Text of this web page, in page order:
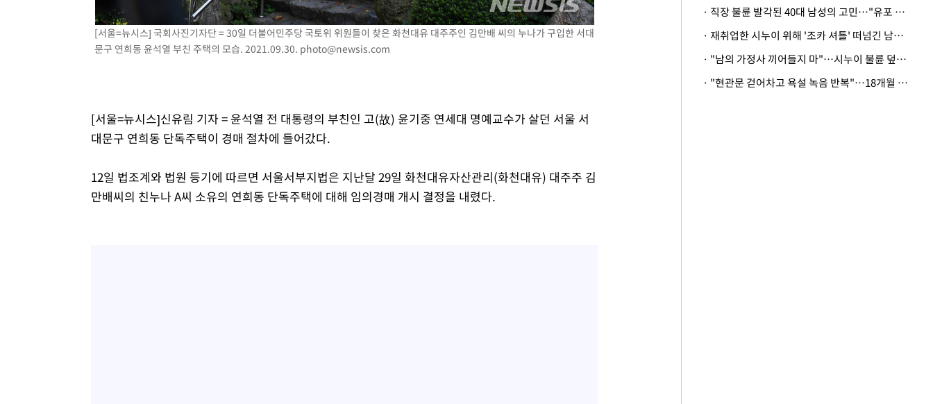
[속보]원·달러 환율, 오전 9시 1423.8원
[속보]삼성전자·SK하이닉스 동반 강보합…1%대 상승 출발
[속보]코스닥, 5.95포인트(0.74%) 상승한 807.62개장
이란, 호르무즈서 "적국 목표물들"과 대치로 남부 케슘섬에서 두차
[속보]美, 폴리실리콘 수입 규제…파생제품 15% 관세, 120일 후 발
[속보] 뉴욕증시, 일제 하락 마감…나스닥 0.06%↓
[서울=뉴시스] 국회사진기자단 = 30일 더불어민주당 국토위 위원들이 찾은 화천대유 대주주인 김만배 씨의 누나가 구입한 서대
문구 연희동 윤석열 부친 주택의 모습. 2021.09.30. photo@newsis.com
[서울=뉴시스]신유림 기자 = 윤석열 전 대통령의 부친인 고(故) 윤기중 연세대 명예교수가 살던 서울 서
대문구 연희동 단독주택이 경매 절차에 들어갔다.
12일 법조계와 법원 등기에 따르면 서울서부지법은 지난달 29일 화천대유자산관리(화천대유) 대주주 김
만배씨의 친누나 A씨 소유의 연희동 단독주택에 대해 임의경매 개시 결정을 내렸다.
· 직장 불륜 발각된 40대 남성의 고민…"유포 동료 명예훼손·협박죄 고소 가능할까"
· 재취업한 시누이 위해 '조카 셔틀' 떠넘긴 남편…아내 "난 못한다"
· "남의 가정사 끼어들지 마"…시누이 불륜 덮으려는 남편에 억울한 아내
· "현관문 걷어차고 욕설 녹음 반복"…18개월 아기 키우는 집 뒤흔든 '앞집의 비극'